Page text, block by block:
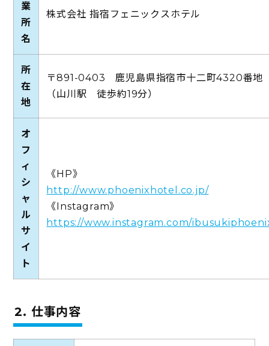
業
所
名
株式会社 指宿フェニックスホテル
所
在
地
〒891-0403 鹿児島県指宿市十二町4320番地
（山川駅 徒歩約19分）
オ
フ
ィ
シ
ャ
ル
サ
イ
ト
《HP》
http://www.phoenixhotel.co.jp/
《Instagram》
https://www.instagram.com/
2. 仕事内容